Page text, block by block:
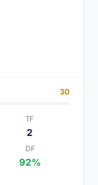
30
TF
2
DF
92%